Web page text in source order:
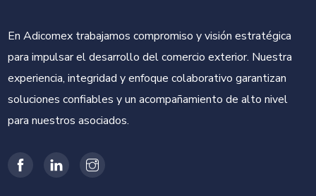
En Adicomex trabajamos compromiso y visión estratégica
para impulsar el desarrollo del comercio exterior. Nuestra
experiencia, integridad y enfoque colaborativo garantizan
soluciones confiables y un acompañamiento de alto nivel
para nuestros asociados.